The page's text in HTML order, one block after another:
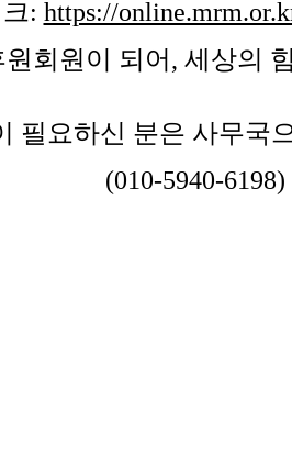
: https://
원회원이 되어, 세상의
필요하신 분은 사무국
(010-5940-6198)